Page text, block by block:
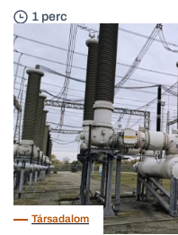
1 perc
Társadalom